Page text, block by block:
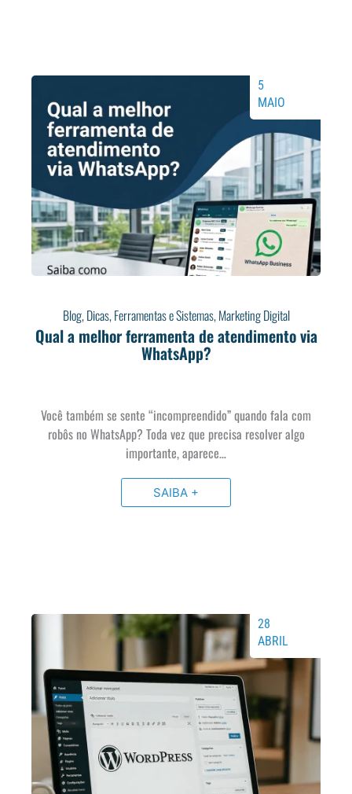
Blog,Dicas,Ferramentas e Sistemas,Marketing Digital
Qual a melhor ferramenta de atendimento via
WhatsApp?
5
MAIO
Você também se sente “incompreendido” quando fala com
robôs no WhatsApp? Toda vez que precisa resolver algo
importante, aparece…
SAIBA +
28
ABRIL